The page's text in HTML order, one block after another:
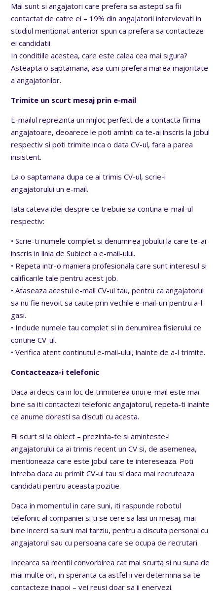
Mai sunt si angajatori care prefera sa astepti sa fii
contactat de catre ei – 19% din angajatorii intervievati in
studiul mentionat anterior spun ca prefera sa contacteze
ei candidatii.
In conditiile acestea, care este calea cea mai sigura?
Asteapta o saptamana, asa cum prefera marea majoritate
a angajatorilor.
Trimite un scurt mesaj prin e-mail
E-mailul reprezinta un mijloc perfect de a contacta firma
angajatoare, deoarece le poti aminti ca te-ai inscris la jobul
respectiv si poti trimite inca o data CV-ul, fara a parea
insistent.
La o saptamana dupa ce ai trimis CV-ul, scrie-i
angajatorului un e-mail.
Iata cateva idei despre ce trebuie sa contina e-mail-ul
respectiv:
• Scrie-ti numele complet si denumirea jobului la care te-ai
inscris in linia de Subiect a e-mail-ului.
• Repeta intr-o maniera profesionala care sunt interesul si
calificarile tale pentru acest job.
• Ataseaza acestui e-mail CV-ul tau, pentru ca angajatorul
sa nu fie nevoit sa caute prin vechile e-mail-uri pentru a-l
gasi.
• Include numele tau complet si in denumirea fisierului ce
contine CV-ul.
• Verifica atent continutul e-mail-ului, inainte de a-l trimite.
Contacteaza-i telefonic
Daca ai decis ca in loc de trimiterea unui e-mail este mai
bine sa iti contactezi telefonic angajatorul, repeta-ti inainte
ce anume doresti sa discuti cu acesta.
Fii scurt si la obiect – prezinta-te si aminteste-i
angajatorului ca ai trimis recent un CV si, de asemenea,
mentioneaza care este jobul care te intereseaza. Poti
intreba daca au primit CV-ul tau si daca mai recruteaza
candidati pentru aceasta pozitie.
Daca in momentul in care suni, iti raspunde robotul
telefonic al companiei si ti se cere sa lasi un mesaj, mai
bine incerci sa suni mai tarziu, pentru a discuta personal cu
angajatorul sau cu persoana care se ocupa de recrutari.
Incearca sa mentii convorbirea cat mai scurta si nu suna de
mai multe ori, in speranta ca astfel ii vei determina sa te
contacteze inapoi – vei reusi doar sa ii enervezi.